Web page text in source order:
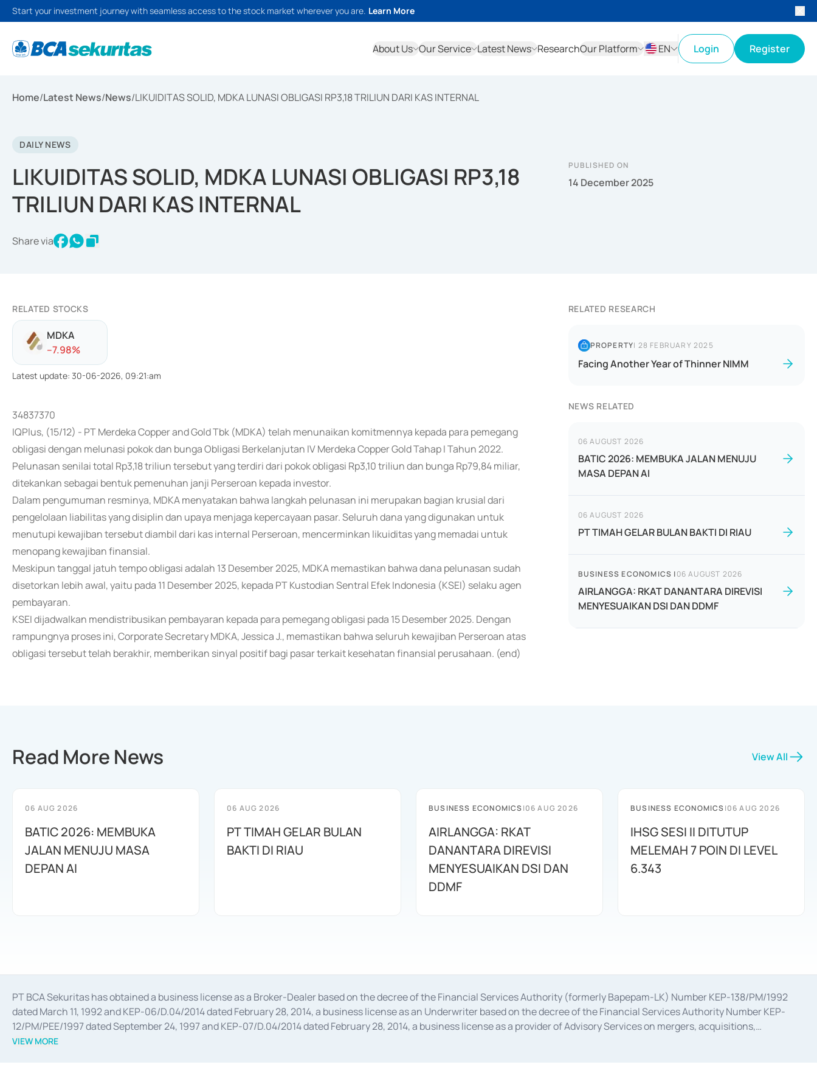
Start your investment journey with seamless access to the stock market wherever you are. Learn More
About Us Our Service Latest News ResearchOur Platform
EN
Login Register
Home/Latest News/News/LIKUIDITAS SOLID, MDKA LUNASI OBLIGASI RP3,18 TRILIUN DARI KAS INTERNAL
DAILY NEWS
LIKUIDITAS SOLID, MDKA LUNASI OBLIGASI RP3,18
TRILIUN DARI KAS INTERNAL
Share via
PUBLISHED ON
14 December 2025
RELATED STOCKS
MDKA
--7.98%
Latest update: 30-06-2026, 09:21:am
34837370
IQPlus, (15/12) - PT Merdeka Copper and Gold Tbk (MDKA) telah menunaikan komitmennya kepada para pemegang
obligasi dengan melunasi pokok dan bunga Obligasi Berkelanjutan IV Merdeka Copper Gold Tahap I Tahun 2022.
Pelunasan senilai total Rp3,18 triliun tersebut yang terdiri dari pokok obligasi Rp3,10 triliun dan bunga Rp79,84 miliar,
ditekankan sebagai bentuk pemenuhan janji Perseroan kepada investor.
Dalam pengumuman resminya, MDKA menyatakan bahwa langkah pelunasan ini merupakan bagian krusial dari
pengelolaan liabilitas yang disiplin dan upaya menjaga kepercayaan pasar. Seluruh dana yang digunakan untuk
menutupi kewajiban tersebut diambil dari kas internal Perseroan, mencerminkan likuiditas yang memadai untuk
menopang kewajiban finansial.
Meskipun tanggal jatuh tempo obligasi adalah 13 Desember 2025, MDKA memastikan bahwa dana pelunasan sudah
disetorkan lebih awal, yaitu pada 11 Desember 2025, kepada PT Kustodian Sentral Efek Indonesia (KSEI) selaku agen
pembayaran.
KSEI dijadwalkan mendistribusikan pembayaran kepada para pemegang obligasi pada 15 Desember 2025. Dengan
rampungnya proses ini, Corporate Secretary MDKA, Jessica J., memastikan bahwa seluruh kewajiban Perseroan atas
obligasi tersebut telah berakhir, memberikan sinyal positif bagi pasar terkait kesehatan finansial perusahaan. (end)
RELATED RESEARCH
PROPERTY| 28 FEBRUARY 2025
Facing Another Year of Thinner NIMM
NEWS RELATED
06 AUGUST 2026
BATIC 2026: MEMBUKA JALAN MENUJU
MASA DEPAN AI
06 AUGUST 2026
PT TIMAH GELAR BULAN BAKTI DI RIAU
BUSINESS ECONOMICS |06 AUGUST 2026
AIRLANGGA: RKAT DANANTARA DIREVISI
MENYESUAIKAN DSI DAN DDMF
Read More News View All
06 AUG 2026
BATIC 2026: MEMBUKA
JALAN MENUJU MASA
DEPAN AI
06 AUG 2026
PT TIMAH GELAR BULAN
BAKTI DI RIAU
BUSINESS ECONOMICS|06 AUG 2026
AIRLANGGA: RKAT
DANANTARA DIREVISI
MENYESUAIKAN DSI DAN
DDMF
BUSINESS ECONOMICS|06 AUG 2026
IHSG SESI II DITUTUP
MELEMAH 7 POIN DI LEVEL
6.343
PT BCA Sekuritas has obtained a business license as a Broker-Dealer based on the decree of the Financial Services Authority (formerly Bapepam-LK) Number KEP-138/PM/1992
dated March 11, 1992 and KEP-06/D.04/2014 dated February 28, 2014, a business license as an Underwriter based on the decree of the Financial Services Authority Number KEP-
12/PM/PEE/1997 dated September 24, 1997 and KEP-07/D.04/2014 dated February 28, 2014, a business license as a provider of Advisory Services on mergers, acquisitions,
divestments, and joint ventures based on the decree of the Financial Services Authority Number S-67/PM.21/2014 dated February 28, 2014, a business license as a provider of
VIEW MORE